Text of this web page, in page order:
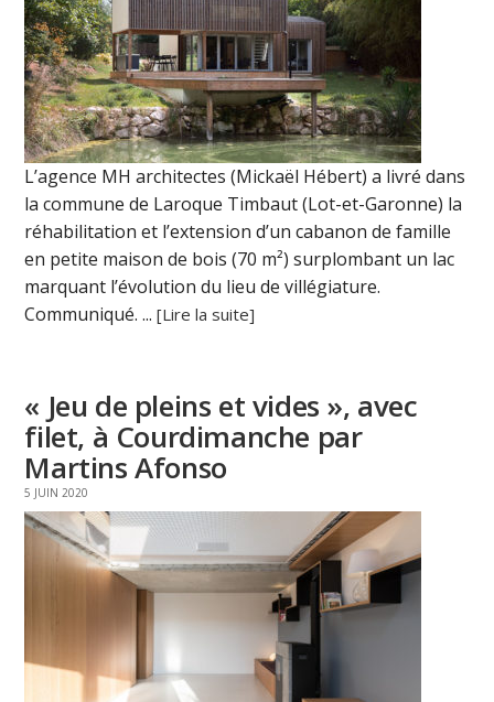
L’agence MH architectes (Mickaël Hébert) a livré dans
la commune de Laroque Timbaut (Lot-et-Garonne) la
réhabilitation et l’extension d’un cabanon de famille
en petite maison de bois (70 m²) surplombant un lac
marquant l’évolution du lieu de villégiature.
Communiqué. ...[Lire la suite]
« Jeu de pleins et vides », avec
filet, à Courdimanche par
Martins Afonso
5 JUIN 2020